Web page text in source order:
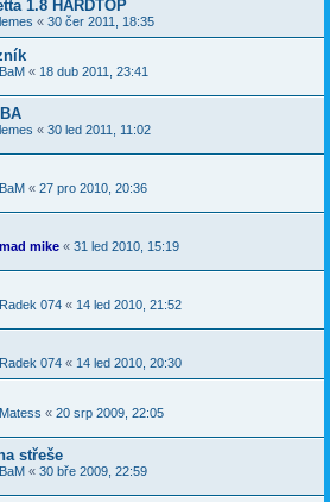
1.8 HARDTOP
lemes « 30 čer 2011, 18:35
BaM « 18 dub 2011, 23:41
lemes « 30 led 2011, 11:02
BaM « 27 pro 2010, 20:36
mad mike « 31 led 2010, 15:19
Radek 074 « 14 led 2010, 21:52
Radek 074 « 14 led 2010, 20:30
Matess « 20 srp 2009, 22:05
střeše
BaM « 30 bře 2009, 22:59